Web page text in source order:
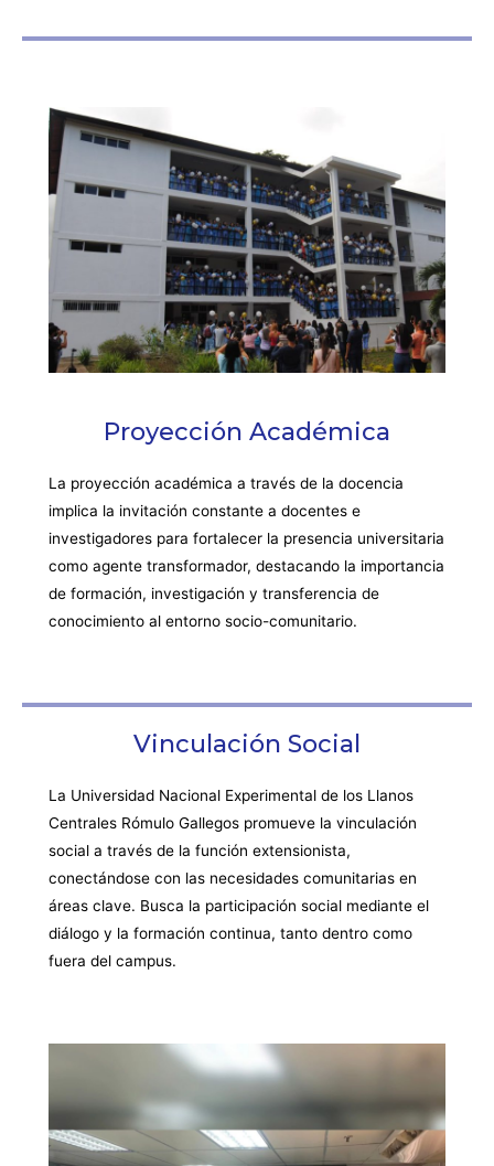
Proyección Académica
La proyección académica a través de la docencia
implica la invitación constante a docentes e
investigadores para fortalecer la presencia universitaria
como agente transformador, destacando la importancia
de formación, investigación y transferencia de
conocimiento al entorno socio-comunitario.
Vinculación Social
La Universidad Nacional Experimental de los Llanos
Centrales Rómulo Gallegos promueve la vinculación
social a través de la función extensionista,
conectándose con las necesidades comunitarias en
áreas clave. Busca la participación social mediante el
diálogo y la formación continua, tanto dentro como
fuera del campus.